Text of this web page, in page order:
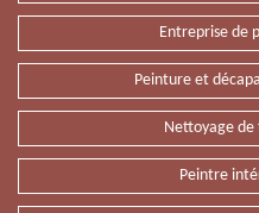
Entreprise de
Peinture et
Nettoyage
Peintre